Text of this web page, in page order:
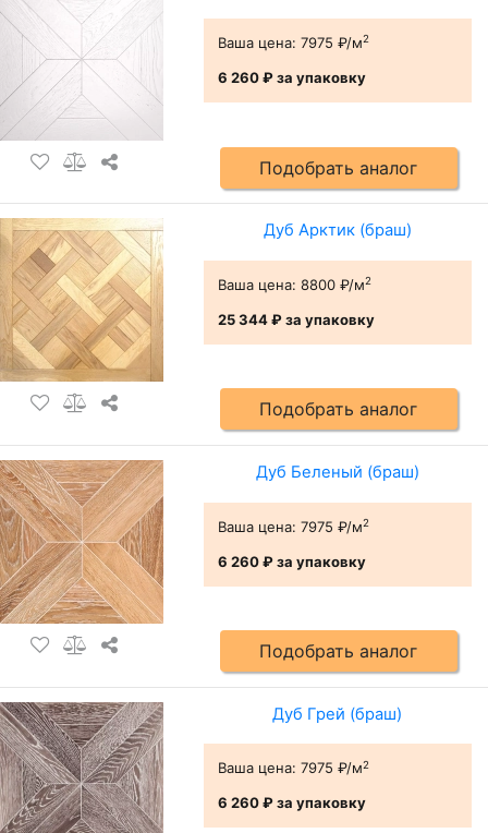
Ваша цена: 7975 ₽/м2
6 260 ₽за упаковку
Подобрать аналог
Дуб Арктик (браш)
Ваша цена: 8800 ₽/м2
25 344 ₽за упаковку
Подобрать аналог
Дуб Беленый (браш)
Ваша цена: 7975 ₽/м2
6 260 ₽за упаковку
Подобрать аналог
Дуб Грей (браш)
Ваша цена: 7975 ₽/м2
6 260 ₽за упаковку